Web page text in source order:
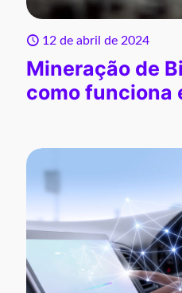
12 de abril de 2024
Mineração de
como funciona